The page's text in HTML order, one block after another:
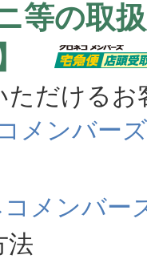
等の取
だけるお
メンバーズ
メンバー
法